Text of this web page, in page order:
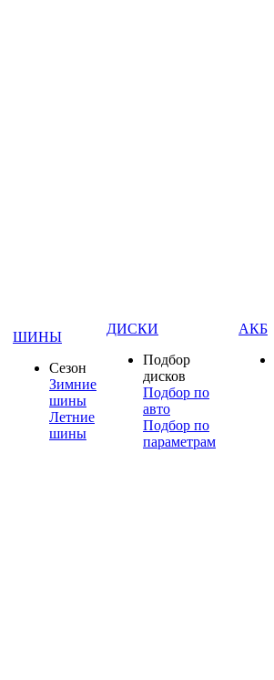
ШИНЫ
Сезон
Зимние
шины
Летние
шины
ДИСКИ
Подбор
дисков
Подбор по
авто
Подбор по
параметрам
АКБ